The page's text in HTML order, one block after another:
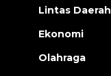
Lintas Daerah
Ekonomi
Olahraga